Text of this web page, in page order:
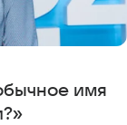
имя